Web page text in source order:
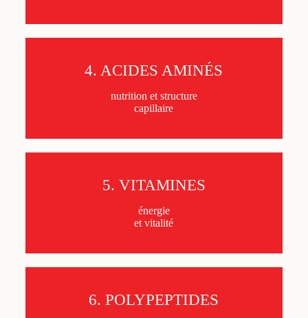
4. ACIDES AMINÉS
nutrition et structure
capillaire
5. VITAMINES
énergie
et vitalité
6. POLYPEPTIDES